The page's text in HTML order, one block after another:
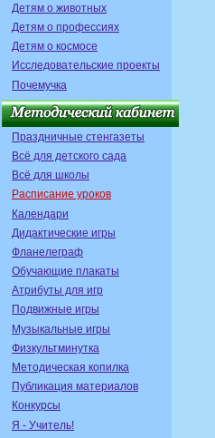
Детям о животных
Детям о профессиях
Детям о космосе
Исследовательские проекты
Почемучка
Праздничные стенгазеты
Всё для детского сада
Всё для школы
Расписание уроков
Календари
Дидактические игры
Фланелеграф
Обучающие плакаты
Атрибуты для игр
Подвижные игры
Музыкальные игры
Физкультминутка
Методическая копилка
Публикация материалов
Конкурсы
Я - Учитель!